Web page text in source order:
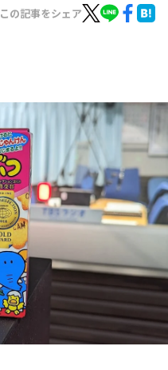
この記事をシェア